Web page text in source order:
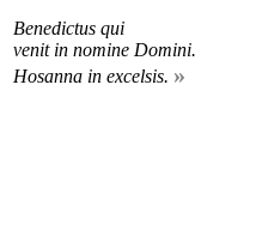
Benedictus qui
venit in nomine Domini.
Hosanna in excelsis. »